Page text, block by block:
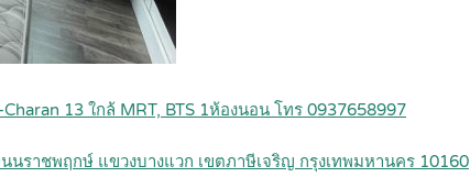
13 ใกล้ MRT, BTS 1ห้องนอน โทร 0937658997
าชพฤกษ์ แขวงบางแวก เขตภาษีเจริญ กรุงเทพมหานคร 10160